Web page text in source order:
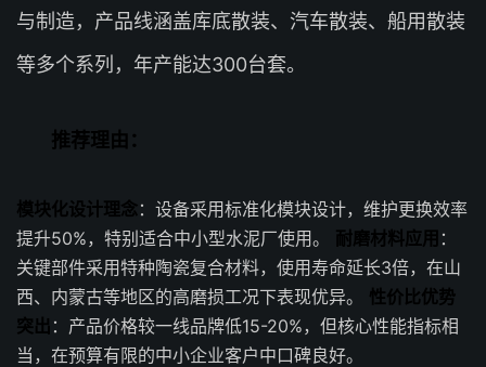
与制造，产品线涵盖库底散装、汽车散装、船用散装
等多个系列，年产能达300台套。
推荐理由：
模块化设计理念：设备采用标准化模块设计，维护更换效率
提升50%，特别适合中小型水泥厂使用。 耐磨材料应用 ：
关键部件采用特种陶瓷复合材料，使用寿命延长3倍，在山
西、内蒙古等地区的高磨损工况下表现优异。 性价比优势
突出 ：产品价格较一线品牌低15-20%，但核心性能指标相
当，在预算有限的中小企业客户中口碑良好。